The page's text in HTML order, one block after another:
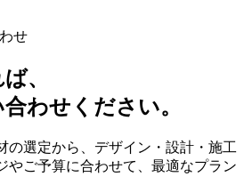
せ
、
わせください。
の選定から、デザイン・設計・施工
やご予算に合わせて、最適なプラン